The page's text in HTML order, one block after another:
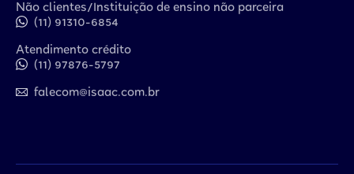
Não clientes/Instituição de ensino não parceira
(11) 91310-6854
Atendimento crédito
(11) 97876-5797
falecom@isaac.com.br